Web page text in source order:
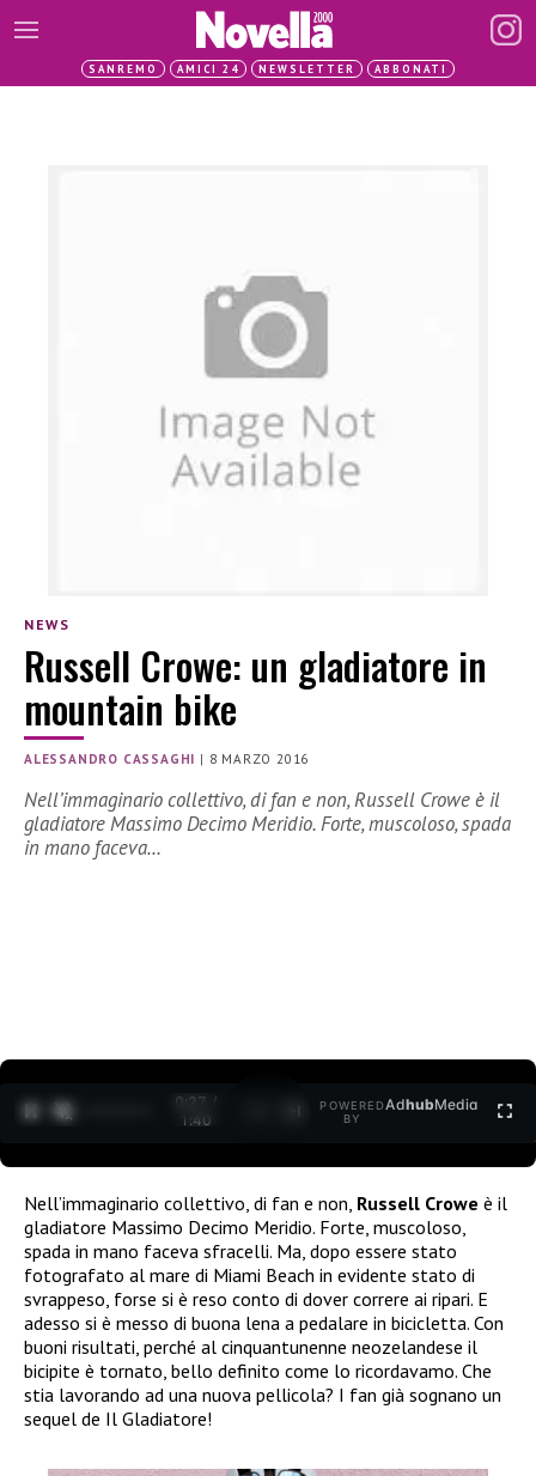
SANREMO AMICI 24 NEWSLETTER ABBONATI
NEWS
Russell Crowe: un gladiatore in
mountain bike
ALESSANDRO CASSAGHI | 8 MARZO 2016
Nell’immaginario collettivo, di fan e non, Russell Crowe è il
gladiatore Massimo Decimo Meridio. Forte, muscoloso, spada
in mano faceva…
0:28 /
1:40
POWERED
BY
AdhubMedia
Nell’immaginario collettivo, di fan e non, Russell Crowe è il
gladiatore Massimo Decimo Meridio. Forte, muscoloso,
spada in mano faceva sfracelli. Ma, dopo essere stato
fotografato al mare di Miami Beach in evidente stato di
svrappeso, forse si è reso conto di dover correre ai ripari. E
adesso si è messo di buona lena a pedalare in bicicletta. Con
buoni risultati, perché al cinquantunenne neozelandese il
bicipite è tornato, bello definito come lo ricordavamo. Che
stia lavorando ad una nuova pellicola? I fan già sognano un
sequel de Il Gladiatore!